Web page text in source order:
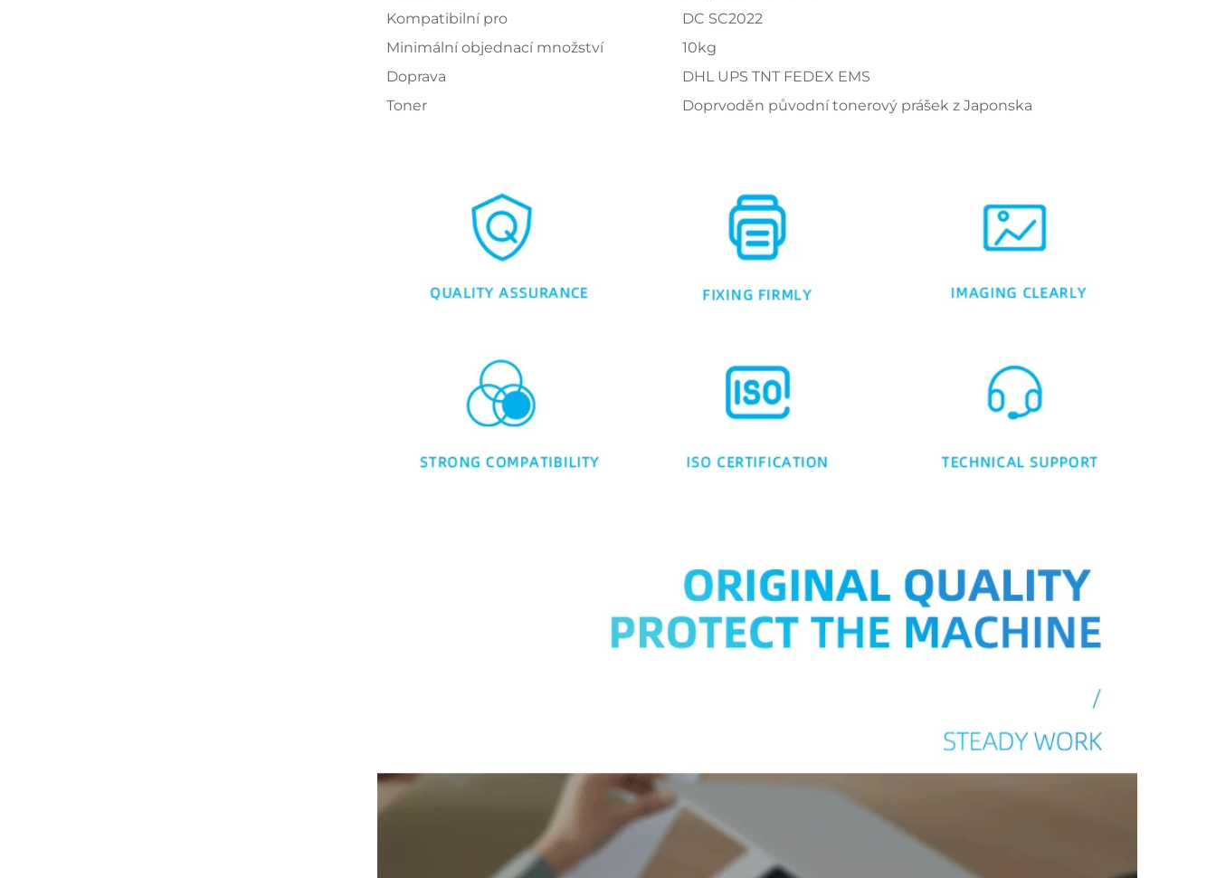
Kompatibilní pro
DC SC2022
Minimální objednací množství
10kg
Doprava
DHL UPS TNT FEDEX EMS
Toner
Doprvoděn původní tonerový prášek z Japonska